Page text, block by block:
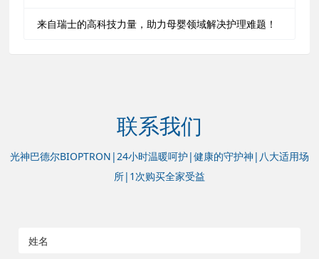
来自瑞士的高科技力量，助力母婴领域解决护理难题！
联系我们
光神巴德尔BIOPTRON|24小时温暖呵护|健康的守护神|八大适用场
所|1次购买全家受益